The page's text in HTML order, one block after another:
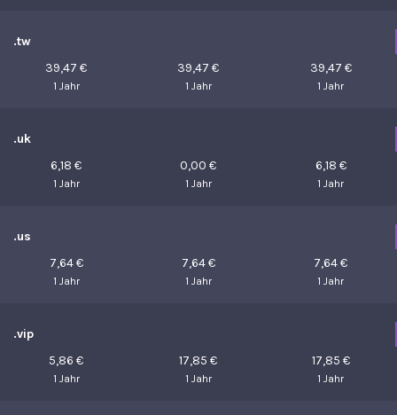
.tw
39,47 €
1 Jahr
39,47 €
1 Jahr
39,47 €
1 Jahr
.uk
6,18 €
1 Jahr
0,00 €
1 Jahr
6,18 €
1 Jahr
.us
7,64 €
1 Jahr
7,64 €
1 Jahr
7,64 €
1 Jahr
.vip
5,86 €
1 Jahr
17,85 €
1 Jahr
17,85 €
1 Jahr